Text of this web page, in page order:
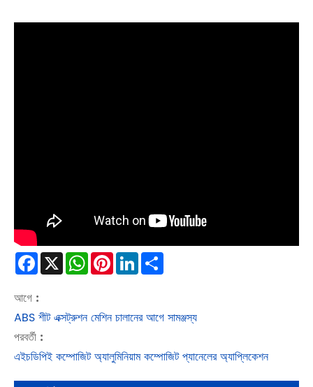
Facebook
X WhatsApp
Pinterest
LinkedIn
আগে :
ABS শীট এক্সট্রুশন মেশিন চালানের আগে সামঞ্জস্য
পরবর্তী :
এইচডিপিই কম্পোজিট অ্যালুমিনিয়াম কম্পোজিট প্যানেলের অ্যাপ্লিকেশন